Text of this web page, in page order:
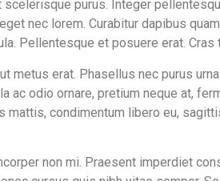
purus. Integer
nec lorem. Curabitur dapibus
Pellentesque et posuere erat.
metus erat. Phasellus nec purus
ac odio ornare, pretium neque at,
condimentum libero eu,
non mi. Praesent imperdiet